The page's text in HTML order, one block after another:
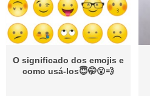
O significado dos emojis e
como usá-los😇🤭😮💨